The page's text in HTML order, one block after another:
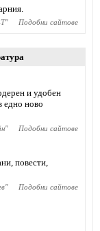
" Подобни сайтове
и удобен
едно ново
" Подобни сайтове
повести,
" Подобни сайтове